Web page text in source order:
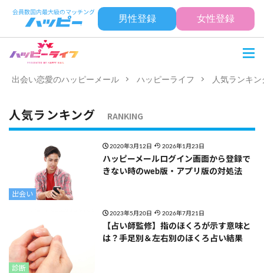
男性登録 女性登録
出会い恋愛のハッピーメール ハッピーライフ 人気ランキン
人気ランキング RANKING
出会い
2020年3月12日 2026年1月23日
ハッピーメールログイン画面から登録で
きない時のweb版・アプリ版の対処法
診断
2023年5月20日 2026年7月21日
【占い師監修】指のほくろが示す意味と
は？手足別＆左右別のほくろ占い結果